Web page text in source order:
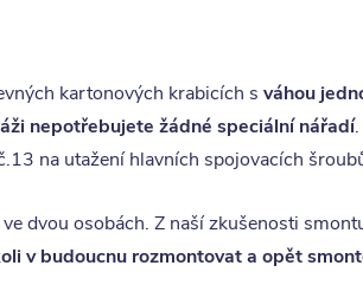
kartonových krabicích s váhou
nepotřebujete žádné speciální nářadí
na utažení hlavních spojovacích
dvou osobách. Z naší zkušenosti
v budoucnu rozmontovat a opět